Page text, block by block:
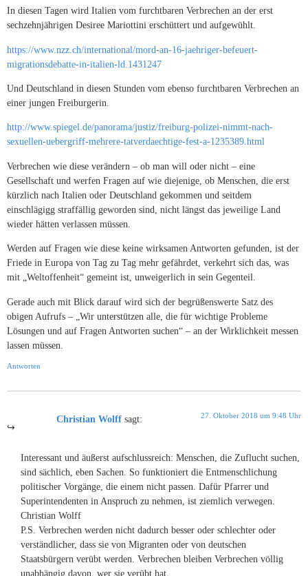
In diesen Tagen wird Italien vom furchtbaren Verbrechen an der erst
sechzehnjährigen Desiree Mariottini erschüttert und aufgewühlt.
https://www.nzz.ch/international/mord-an-16-jaehriger-befeuert-
migrationsdebatte-in-italien-ld.1431247
Und Deutschland in diesen Stunden vom ebenso furchtbaren Verbrechen an
einer jungen Freiburgerin.
http://www.spiegel.de/panorama/justiz/freiburg-polizei-nimmt-nach-
sexuellen-uebergriff-mehrere-tatverdaechtige-fest-a-1235389.html
Verbrechen wie diese verändern – ob man will oder nicht – eine
Gesellschaft und werfen Fragen auf wie diejenige, ob Menschen, die erst
kürzlich nach Italien oder Deutschland gekommen und seitdem
einschlägigg straffällig geworden sind, nicht längst das jeweilige Land
wieder hätten verlassen müssen.
Werden auf Fragen wie diese keine wirksamen Antworten gefunden, ist der
Friede in Europa von Tag zu Tag mehr gefährdet, verkehrt sich das, was
mit „Weltoffenheit“ gemeint ist, unweigerlich in sein Gegenteil.
Gerade auch mit Blick darauf wird sich der begrüßenswerte Satz des
obigen Aufrufs – „Wir unterstützen alle, die für wichtige Probleme
Lösungen und auf Fragen Antworten suchen“ – an der Wirklichkeit messen
lassen müssen.
Antworten
Christian Wolff sagt: 27. Oktober 2018 um 9:48 Uhr
Interessant und äußerst aufschlussreich: Menschen, die Zuflucht suchen,
sind sächlich, eben Sachen. So funktioniert die Entmenschlichung
politischer Vorgänge, die einem nicht passen. Dafür Pfarrer und
Superintendenten in Anspruch zu nehmen, ist ziemlich verwegen.
Christian Wolff
P.S. Verbrechen werden nicht dadurch besser oder schlechter oder
verständlicher, dass sie von Migranten oder von deutschen
Staatsbürgern verübt werden. Verbrechen bleiben Verbrechen völlig
unabhängig davon, wer sie verübt hat.